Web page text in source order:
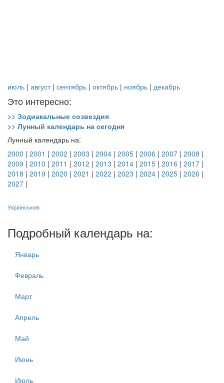
июль | август| сентябрь | октябрь | ноябрь | декабрь
Это интересно:
>> Зодиакальные созвездия
>> Лунный календарь на сегодня
Лунный календарь на:
2000 | 2001 | 2002 | 2003 | 2004 | 2005 | 2006 | 2007 | 2008 |
2009 | 2010 | 2011 | 2012 | 2013 | 2014 | 2015 | 2016 | 2017 |
2018 | 2019 | 2020 | 2021 | 2022 | 2023 | 2024 | 2025 | 2026 |
2027 |
Українською
Подробный календарь на:
Январь
Февраль
Март
Апрель
Май
Июнь
Июль